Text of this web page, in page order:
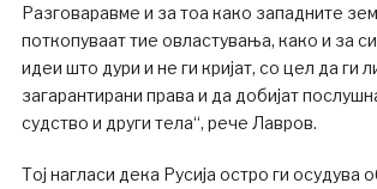
Разговаравме и за тоа како западните
поткопуваат тие овластувања, како и за
идеи што дури и не ги кријат, со цел да ги
загарантирани права и да добијат
судство и други тела“, рече Лавров.
Тој нагласи дека Русија остро ги осудува